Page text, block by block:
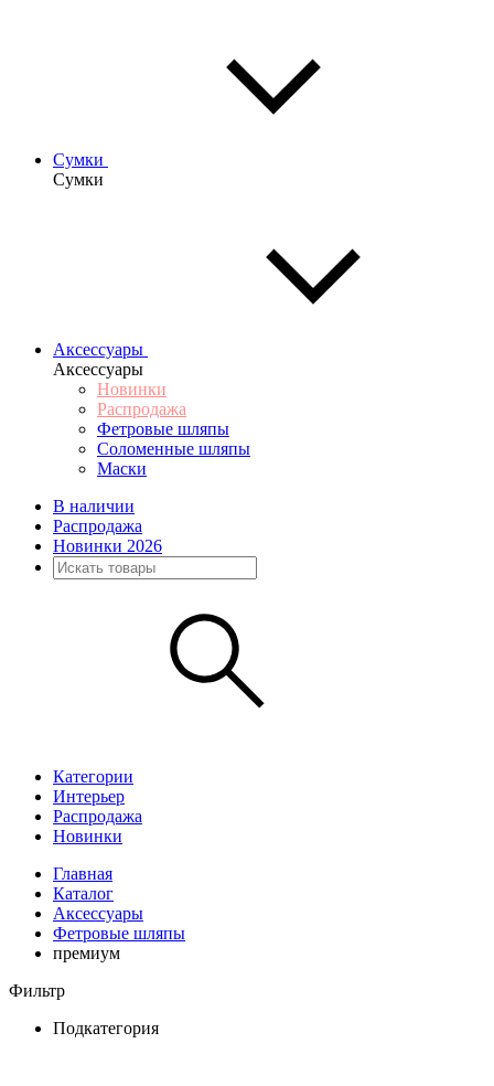
Сумки
Сумки
Аксессуары
Аксессуары
Новинки
Распродажа
Фетровые шляпы
Соломенные шляпы
Маски
В наличии
Распродажа
Новинки 2026
Категории
Интерьер
Распродажа
Новинки
Главная
Каталог
Аксессуары
Фетровые шляпы
премиум
Фильтр
Подкатегория